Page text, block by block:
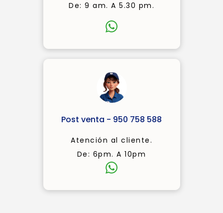
De: 9 am. A 5.30 pm.
Post venta - 950 758 588
Atención al cliente.
De: 6pm. A 10pm